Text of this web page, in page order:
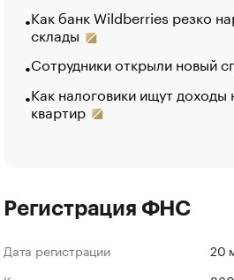
Как банк Wildberries резко
склады
Сотрудники открыли новый
Как налоговики ищут
квартир
Регистрация ФНС
Дата регистрации
20